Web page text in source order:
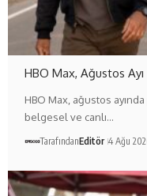
HBO Max, Ağustos Ayı
HBO Max, ağustos
belgesel ve canlı…
TarafındanEditör 4 Ağu